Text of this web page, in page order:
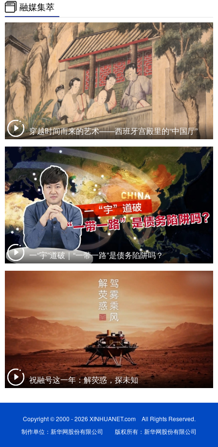
融媒集萃
穿越时间而来的艺术——西班牙宫殿里的“中国厅”
一“宇”道破｜“一带一路”是债务陷阱吗？
祝融号这一年：解荧惑，探未知
Copyright © 2000 - 2026 XINHUANET.com All Rights Reserved.
制作单位：新华网股份有限公司 版权所有：新华网股份有限公司